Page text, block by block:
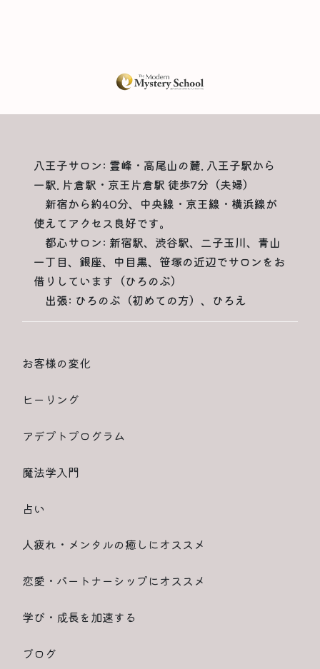
八王子サロン: 霊峰・高尾山の麓. 八王子駅から
一駅. 片倉駅・京王片倉駅 徒歩7分（夫婦）
新宿から約40分、中央線・京王線・横浜線が
使えてアクセス良好です。
都心サロン: 新宿駅、渋谷駅、二子玉川、青山
一丁目、銀座、中目黒、笹塚の近辺でサロンをお
借りしています（ひろのぶ）
出張: ひろのぶ（初めての方）、ひろえ
お客様の変化
ヒーリング
アデプトプログラム
魔法学入門
占い
人疲れ・メンタルの癒しにオススメ
恋愛・パートナーシップにオススメ
学び・成長を加速する
ブログ